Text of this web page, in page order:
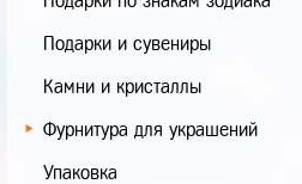
Подарки и сувениры
Камни и кристаллы
Фурнитура для украшений
Упаковка